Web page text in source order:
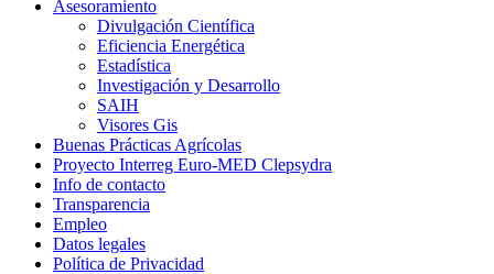
Asesoramiento
Divulgación Científica
Eficiencia Energética
Estadística
Investigación y Desarrollo
SAIH
Visores Gis
Buenas Prácticas Agrícolas
Proyecto Interreg Euro-MED Clepsydra
Info de contacto
Transparencia
Empleo
Datos legales
Política de Privacidad